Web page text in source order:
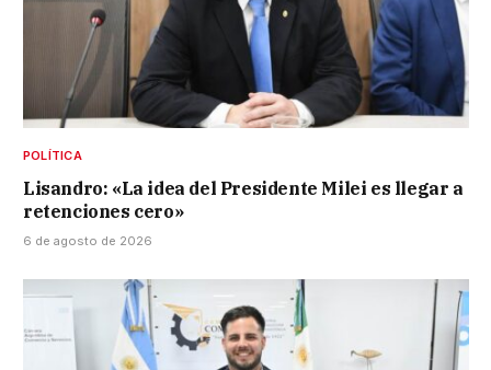
POLÍTICA
Lisandro: «La idea del Presidente Milei es llegar a
retenciones cero»
6 de agosto de 2026